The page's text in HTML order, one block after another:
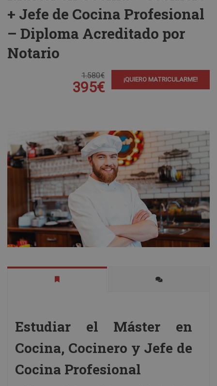
+ Jefe de Cocina Profesional
– Diploma Acreditado por
Notario
1.580€
395€ ¡QUIERO MATRICULARME!
Estudiar el Máster en
Cocina, Cocinero y Jefe de
Cocina Profesional